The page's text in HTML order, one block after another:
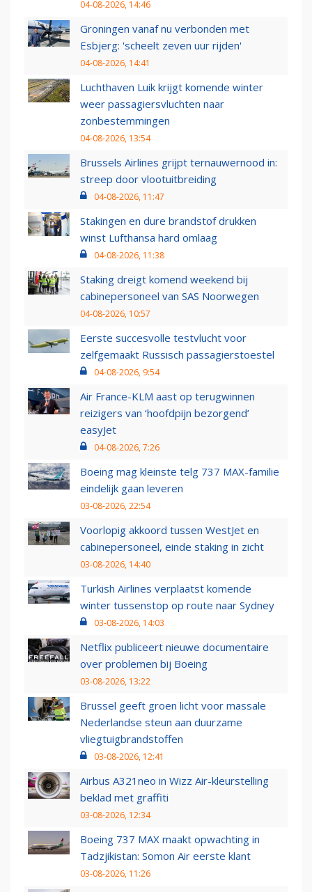
04-08-2026, 14:46
Groningen vanaf nu verbonden met
Esbjerg: 'scheelt zeven uur rijden'
04-08-2026, 14:41
Luchthaven Luik krijgt komende winter
weer passagiersvluchten naar
zonbestemmingen
04-08-2026, 13:54
Brussels Airlines grijpt ternauwernood in:
streep door vlootuitbreiding
04-08-2026, 11:47
Stakingen en dure brandstof drukken
winst Lufthansa hard omlaag
04-08-2026, 11:38
Staking dreigt komend weekend bij
cabinepersoneel van SAS Noorwegen
04-08-2026, 10:57
Eerste succesvolle testvlucht voor
zelfgemaakt Russisch passagierstoestel
04-08-2026, 9:54
Air France-KLM aast op terugwinnen
reizigers van ‘hoofdpijn bezorgend’
easyJet
04-08-2026, 7:26
Boeing mag kleinste telg 737 MAX-familie
eindelijk gaan leveren
03-08-2026, 22:54
Voorlopig akkoord tussen WestJet en
cabinepersoneel, einde staking in zicht
03-08-2026, 14:40
Turkish Airlines verplaatst komende
winter tussenstop op route naar Sydney
03-08-2026, 14:03
Netflix publiceert nieuwe documentaire
over problemen bij Boeing
03-08-2026, 13:22
Brussel geeft groen licht voor massale
Nederlandse steun aan duurzame
vliegtuigbrandstoffen
03-08-2026, 12:41
Airbus A321neo in Wizz Air-kleurstelling
beklad met graffiti
03-08-2026, 12:34
Boeing 737 MAX maakt opwachting in
Tadzjikistan: Somon Air eerste klant
03-08-2026, 11:26